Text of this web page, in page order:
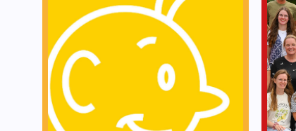
Opvang van KomKids